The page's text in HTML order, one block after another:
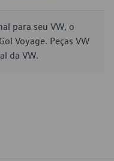
para seu VW, o
Voyage. Peças VW
da VW.